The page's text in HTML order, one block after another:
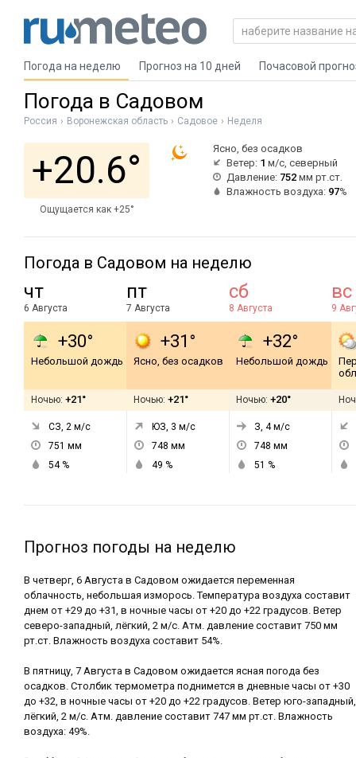
Погода на неделю Прогноз на 10 дней Почасовой
Погода в Садовом
Россия Воронежская область Садовое Неделя
+20.6°
Ощущается как +25°
Ясно, без осадков
Ветер: 1 м/с, северный
Давление: 752 мм рт.ст.
Влажность воздуха: 97%
Погода в Садовом на неделю
чт
6 Августа
+30°
Небольшой дождь
Ночью: +21°
СЗ, 2 м/с
751 мм
54%
пт
7 Августа
+31°
Ясно, без осадков
Ночью: +21°
ЮЗ, 3 м/с
748 мм
49 %
сб
8 Августа
+32°
Небольшой дождь
Ночью: +20°
З, 4м/с
748 мм
51 %
вс
9
Прогноз погоды на неделю
В четверг, 6 Августа в Садовом ожидается переменная
облачность, небольшая изморось. Температура воздуха составит
днем от +29 до +31, в ночные часы от +20 до +22 градусов. Ветер
северо-западный, лёгкий, 2 м/с. Атм. давление составит 750 мм
рт.ст. Влажность воздуха составит 54%.
В пятницу, 7 Августа в Садовом ожидается ясная погода без
осадков. Столбик термометра поднимется в дневные часы от +30
до +32, в ночные часы от +20 до +22 градусов. Ветер юго-западный,
лёгкий, 2 м/с. Атм. давление составит 747 мм рт.ст. Влажность
воздуха: 49%.